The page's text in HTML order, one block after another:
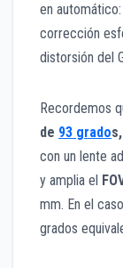
en
corrección
distorsión del
Recordemos
de 93 grados,
con un lente
y amplia el
mm. En el
grados